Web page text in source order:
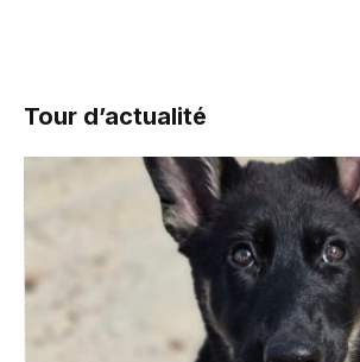
Tour d’actualité